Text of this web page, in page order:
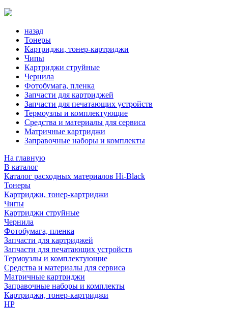
назад
Тонеры
Картриджи, тонер-картриджи
Чипы
Картриджи струйные
Чернила
Фотобумага, пленка
Запчасти для картриджей
Запчасти для печатающих устройств
Термоузлы и комплектующие
Средства и материалы для сервиса
Матричные картриджи
Заправочные наборы и комплекты
На главную
В каталог
Каталог расходных материалов Hi-Black
Тонеры
Картриджи, тонер-картриджи
Чипы
Картриджи струйные
Чернила
Фотобумага, пленка
Запчасти для картриджей
Запчасти для печатающих устройств
Термоузлы и комплектующие
Средства и материалы для сервиса
Матричные картриджи
Заправочные наборы и комплекты
Картриджи, тонер-картриджи
HP